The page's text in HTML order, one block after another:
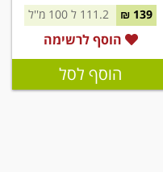
139 ₪
הוסף לרשימה
הוסף לסל